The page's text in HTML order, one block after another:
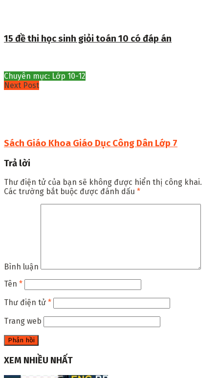
15 đề thi học sinh giỏi toán 10 có đáp án
Chuyên mục: Lớp 10-12
Next Post
Sách Giáo Khoa Giáo Dục Công Dân Lớp 7
Trả lời
Thư điện tử của bạn sẽ không được hiển thị công khai.
Các trường bắt buộc được đánh dấu *
Bình luận
Tên *
Thư điện tử *
Trang web
XEM NHIỀU NHẤT